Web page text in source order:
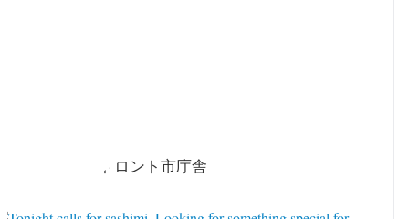
年8月6日 トロント市庁舎